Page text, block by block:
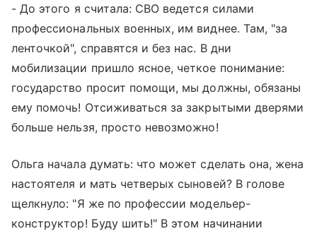
- До этого я считала: СВО ведется силами
профессиональных военных, им виднее. Там, "за
ленточкой", справятся и без нас. В дни
мобилизации пришло ясное, четкое понимание:
государство просит помощи, мы должны, обязаны
ему помочь! Отсиживаться за закрытыми дверями
больше нельзя, просто невозможно!
Ольга начала думать: что может сделать она, жена
настоятеля и мать четверых сыновей? В голове
щелкнуло: "Я же по профессии модельер-
конструктор! Буду шить!" В этом начинании